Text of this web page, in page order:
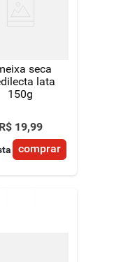
seca
lata
150g
R$ 19,99
comprar